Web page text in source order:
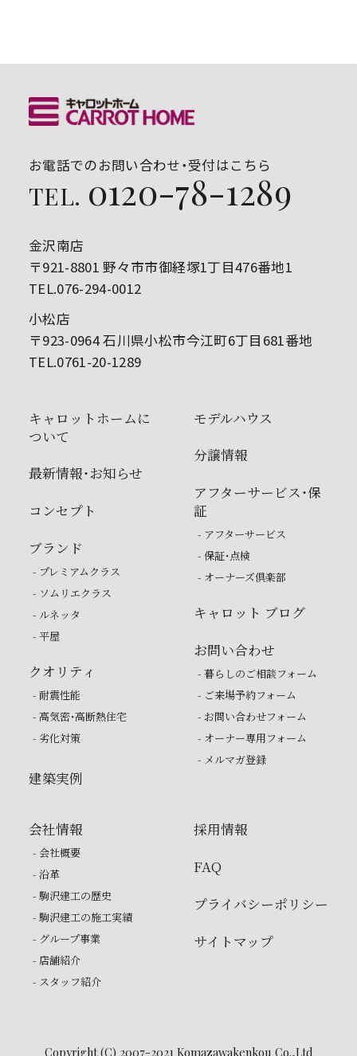
お電話でのお問い合わせ・受付はこちら
TEL. 0120-78-1289
金沢南店
〒921-8801 野々市市御経塚1丁目476番地1
TEL.076-294-0012
小松店
〒923-0964 石川県小松市今江町6丁目681番地
TEL.0761-20-1289
キャロットホームに
ついて
最新情報・お知らせ
コンセプト
ブランド
- プレミアムクラス
- ソムリエクラス
- ルネッタ
- 平屋
クオリティ
- 耐震性能
- 高気密・高断熱住宅
- 劣化対策
建築実例
モデルハウス
分譲情報
アフターサービス・保
証
- アフターサービス
- 保証・点検
- オーナーズ倶楽部
キャロット ブログ
お問い合わせ
- 暮らしのご相談フォーム
- ご来場予約フォーム
- お問い合わせフォーム
- オーナー専用フォーム
- メルマガ登録
会社情報
- 会社概要
- 沿革
- 駒沢建工の歴史
- 駒沢建工の施工実績
- グループ事業
- 店舗紹介
- スタッフ紹介
採用情報
FAQ
プライバシーポリシー
サイトマップ
Copyright (C) 2007-2021 Komazawakenkou Co.,Ltd